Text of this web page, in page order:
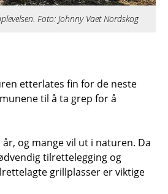
Foto: Johnny Vaet Nordskog
etterlates fin for de neste
til å ta grep for å
og mange vil ut i naturen. Da
tilrettelegging og
grillplasser er viktige